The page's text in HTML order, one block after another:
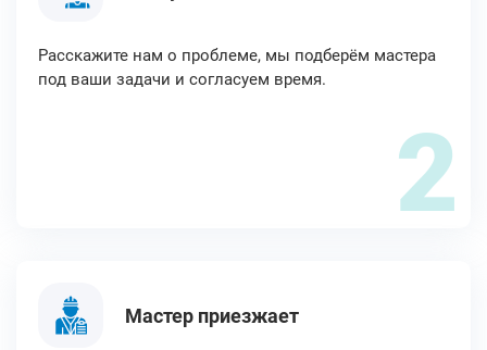
Расскажите нам о проблеме, мы подберём мастера
под ваши задачи и согласуем время.
2
Мастер приезжает